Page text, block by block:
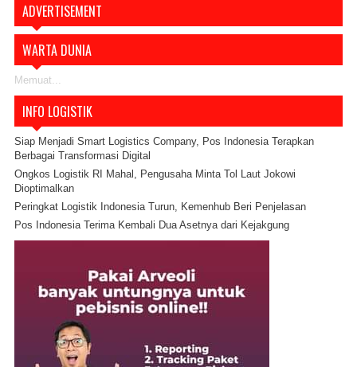
ADVERTISEMENT
WARTA DUNIA
Memuat...
INFO LOGISTIK
Siap Menjadi Smart Logistics Company, Pos Indonesia Terapkan
Berbagai Transformasi Digital
Ongkos Logistik RI Mahal, Pengusaha Minta Tol Laut Jokowi
Dioptimalkan
Peringkat Logistik Indonesia Turun, Kemenhub Beri Penjelasan
Pos Indonesia Terima Kembali Dua Asetnya dari Kejakgung